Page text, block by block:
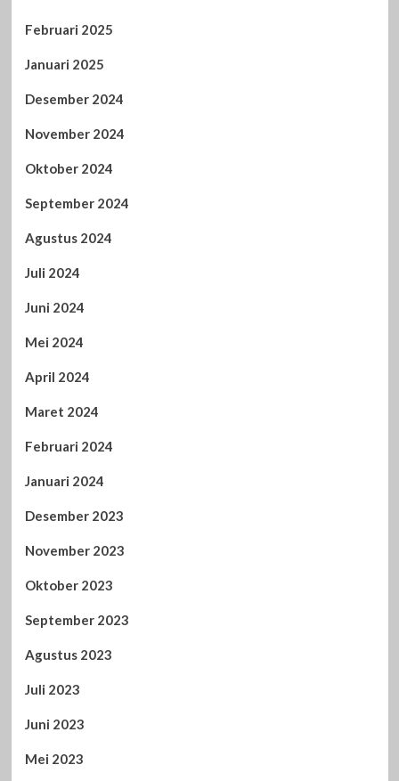
Februari 2025
Januari 2025
Desember 2024
November 2024
Oktober 2024
September 2024
Agustus 2024
Juli 2024
Juni 2024
Mei 2024
April 2024
Maret 2024
Februari 2024
Januari 2024
Desember 2023
November 2023
Oktober 2023
September 2023
Agustus 2023
Juli 2023
Juni 2023
Mei 2023